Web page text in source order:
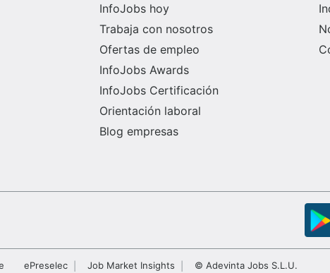
InfoJobs hoy
Trabaja con nosotros
Ofertas de empleo
InfoJobs Awards
InfoJobs Certificación
Orientación laboral
Blog empresas
ePreselec Job Market Insights © Adevinta Jobs S.L.U.